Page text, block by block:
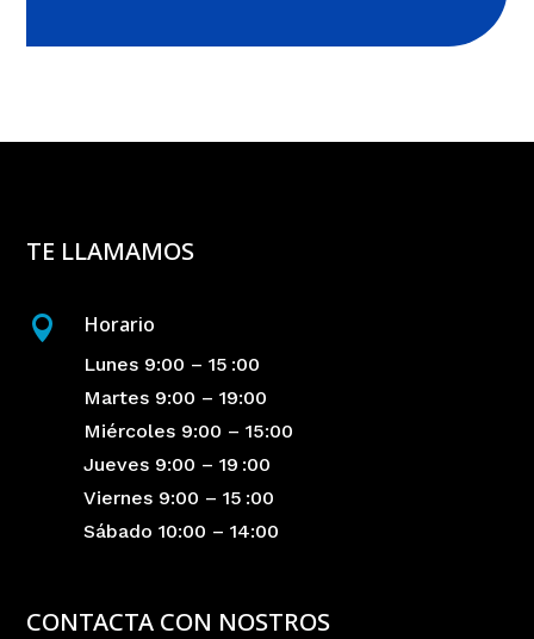
TE LLAMAMOS
 Horario
Lunes 9:00 – 15 :00
Martes 9:00 – 19:00
Miércoles 9:00 – 15:00
Jueves 9:00 – 19 :00
Viernes 9:00 – 15 :00
Sábado 10:00 – 14:00
CONTACTA CON NOSTROS